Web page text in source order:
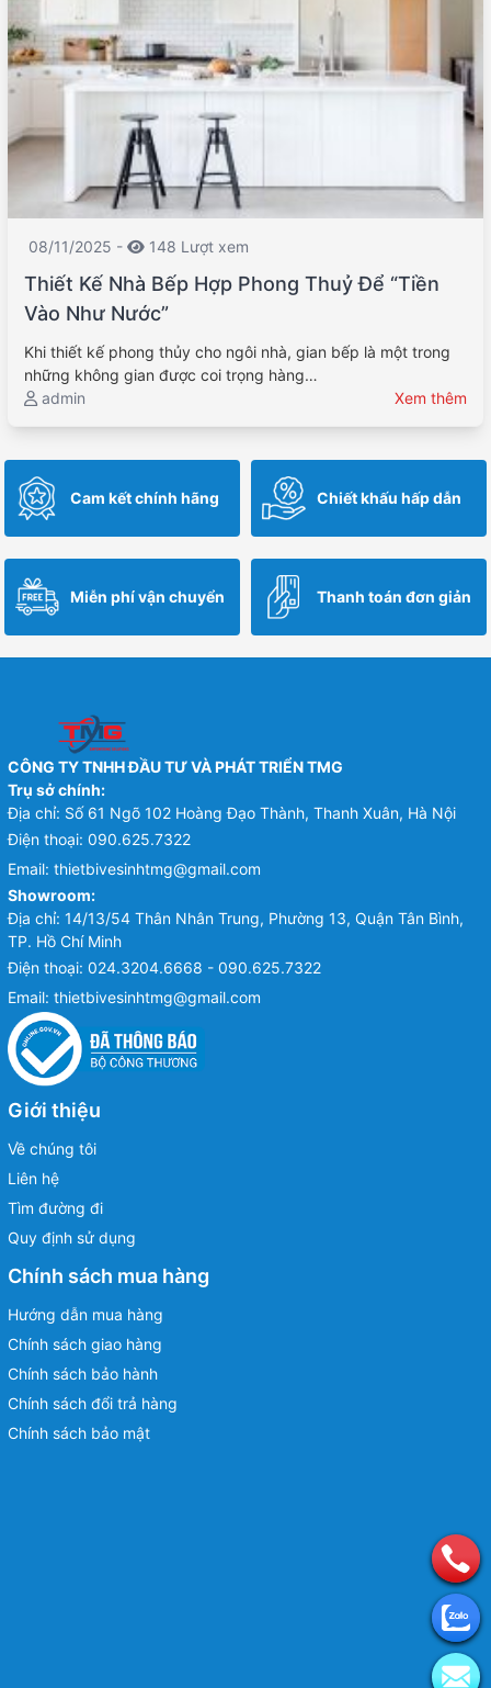
08/11/2025 - 148 Lượt xem
Thiết Kế Nhà Bếp Hợp Phong Thuỷ Để “Tiền
Vào Như Nước”
Khi thiết kế phong thủy cho ngôi nhà, gian bếp là một trong
những không gian được coi trọng hàng…
admin
Xem thêm
Cam kết chính hãng Chiết khấu hấp dẫn
Miễn phí vận chuyển Thanh toán đơn giản
CÔNG TY TNHH ĐẦU TƯ VÀ PHÁT TRIỂN TMG
Trụ sở chính:
Địa chỉ: Số 61 Ngõ 102 Hoàng Đạo Thành, Thanh Xuân, Hà Nội
Điện thoại: 090.625.7322
Email: thietbivesinhtmg@gmail.com
Showroom:
Địa chỉ: 14/13/54 Thân Nhân Trung, Phường 13, Quận Tân Bình,
TP. Hồ Chí Minh
Điện thoại: 024.3204.6668 - 090.625.7322
Email: thietbivesinhtmg@gmail.com
Giới thiệu
Về chúng tôi
Liên hệ
Tìm đường đi
Quy định sử dụng
Chính sách mua hàng
Hướng dẫn mua hàng
Chính sách giao hàng
Chính sách bảo hành
Chính sách đổi trả hàng
Chính sách bảo mật